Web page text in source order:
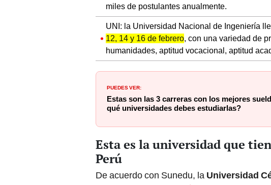
miles de postulantes anualmente.
UNI: la Universidad Nacional de Ingeniería
12, 14 y 16 de febrero, con una variedad de
humanidades, aptitud vocacional, aptitud
PUEDES VER:
Estas son las 3 carreras con los mejores
qué universidades debes estudiarlas?
Esta es la universidad que
Perú
De acuerdo con Sunedu, la Universidad